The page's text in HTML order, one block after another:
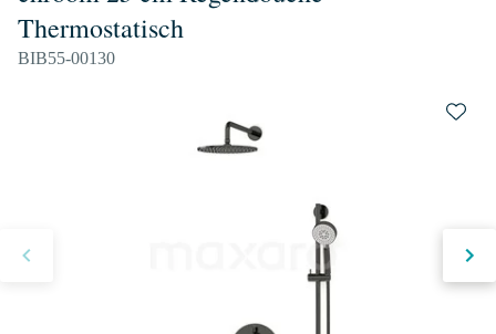
Thermostatisch
BIB55-00130